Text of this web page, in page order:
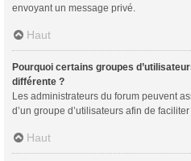
envoyant un message privé.
Haut
Pourquoi certains groupes
différente ?
Les administrateurs du forum peuvent
d’un groupe d’utilisateurs afin de
Haut